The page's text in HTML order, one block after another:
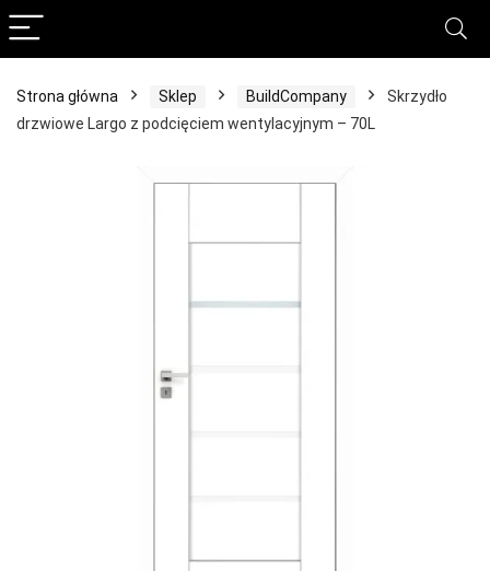
Strona główna Sklep BuildCompany
Skrzydło
drzwiowe Largo z podcięciem wentylacyjnym – 70L